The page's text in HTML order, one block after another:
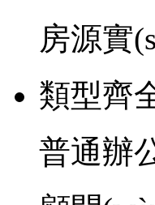
房源實
類型齊
普通辦公